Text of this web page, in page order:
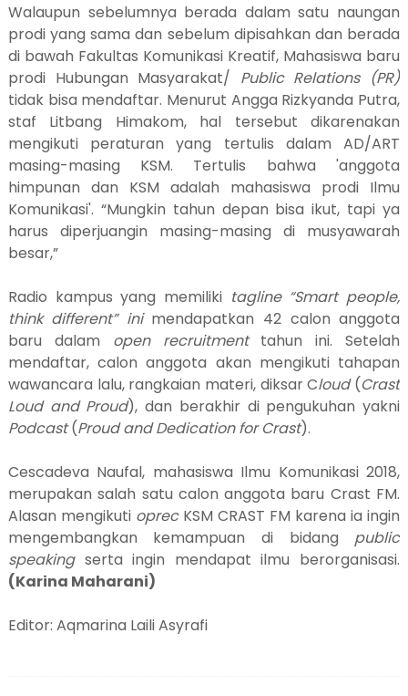
Walaupun sebelumnya berada dalam satu naungan
prodi yang sama dan sebelum dipisahkan dan berada
di bawah Fakultas Komunikasi Kreatif, Mahasiswa baru
prodi Hubungan Masyarakat/ Public Relations (PR)
tidak bisa mendaftar. Menurut Angga Rizkyanda Putra,
staf Litbang Himakom, hal tersebut dikarenakan
mengikuti peraturan yang tertulis dalam AD/ART
masing-masing KSM. Tertulis bahwa 'anggota
himpunan dan KSM adalah mahasiswa prodi Ilmu
Komunikasi'. “Mungkin tahun depan bisa ikut, tapi ya
harus diperjuangin masing-masing di musyawarah
besar,”
Radio kampus yang memiliki tagline “Smart people,
think different” inimendapatkan 42 calon anggota
baru dalam open recruitment tahun ini. Setelah
mendaftar, calon anggota akan mengikuti tahapan
wawancara lalu, rangkaian materi, diksar Cloud(Crast
Loud and Proud), dan berakhir di pengukuhan yakni
Podcast(Proud and Dedication for Crast).
Cescadeva Naufal, mahasiswa Ilmu Komunikasi 2018,
merupakan salah satu calon anggota baru Crast FM.
Alasan mengikuti oprec KSM CRAST FM karena ia ingin
mengembangkan kemampuan di bidang public
speakingserta ingin mendapat ilmu berorganisasi.
(Karina Maharani)
Editor: Aqmarina Laili Asyrafi